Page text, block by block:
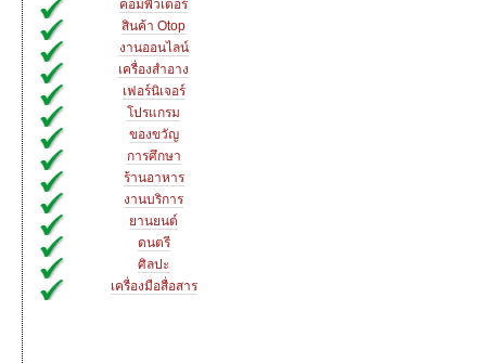
คอมพิวเตอร์
สินค้า Otop
งานออนไลน์
เครื่องสำอาง
เฟอร์นิเจอร์
โปรแกรม
ของขวัญ
การศึกษา
ร้านอาหาร
งานบริการ
ยานยนต์
ดนตรี
ศิลปะ
เครื่องมือสื่อสาร